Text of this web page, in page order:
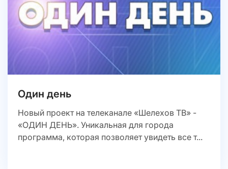
Один день
Новый проект на телеканале «Шелехов ТВ» -
«ОДИН ДЕНЬ». Уникальная для города
программа, которая позволяет увидеть все т...